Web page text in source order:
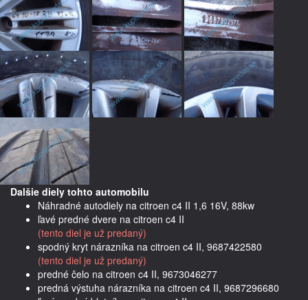
Dalšie diely tohto automobilu
Náhradné autodiely na citroen c4 II 1,6 16V, 88kw
ľavé predné dvere na citroen c4 II
(tento diel je už predaný)
spodný kryt nárazníka na citroen c4 II, 9687422580
(tento diel je už predaný)
predné čelo na citroen c4 II, 9673046277
predná výstuha nárazníka na citroen c4 II, 9687296680